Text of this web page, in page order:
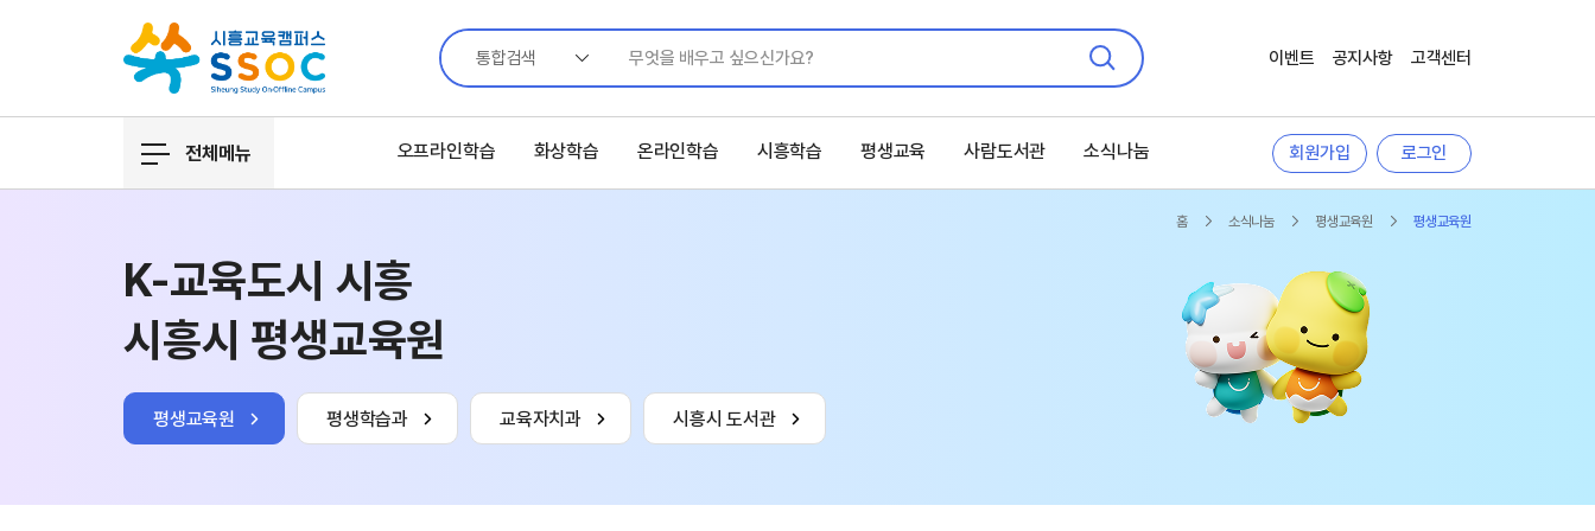
통합검색 검색 이벤트 공지사항 고객센터
전체메뉴 오프라인학습 화상학습 온라인학습 시흥학습 평생교육 사람도서관 소식나눔 회원가입 로그인
홈 소식나눔 평생교육원 평생교육원
K-교육도시 시흥
시흥시 평생교육원
평생교육원 평생학습과 교육자치과 시흥시 도서관